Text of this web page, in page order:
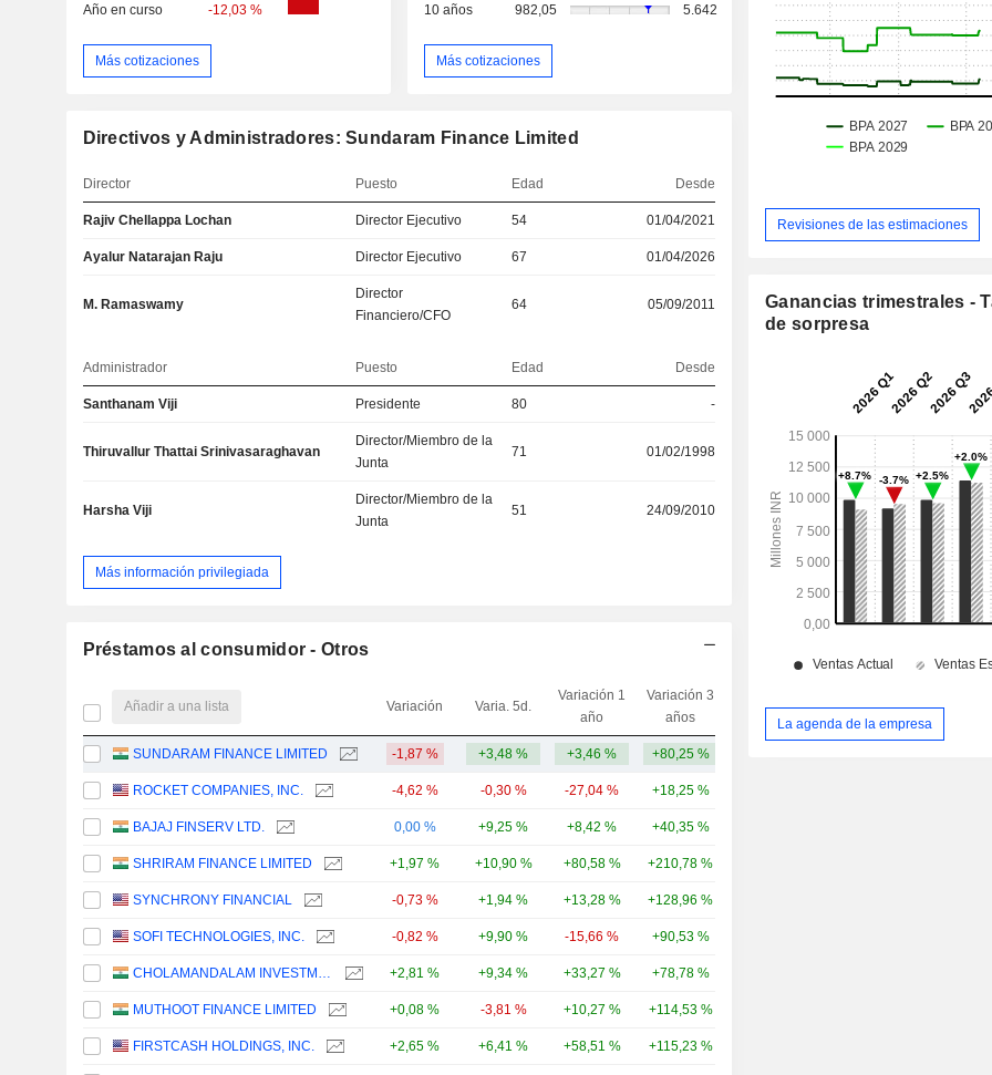
Año en curso -12,03 %
Más cotizaciones
10 años 982,05 5.642
Más cotizaciones
Directivos y Administradores: Sundaram Finance Limited
Director Puesto Edad Desde
Rajiv Chellappa Lochan Director Ejecutivo 54 01/04/2021
Ayalur Natarajan Raju Director Ejecutivo 67 01/04/2026
M. Ramaswamy
Director
Financiero/CFO
64 05/09/2011
Administrador Puesto Edad Desde
Santhanam Viji Presidente 80 -
Thiruvallur Thattai Srinivasaraghavan
Director/Miembro de la
Junta
71 01/02/1998
Harsha Viji
Director/Miembro de la
Junta
51 24/09/2010
Más información privilegiada
Préstamos al consumidor - Otros
Añadir a una lista Variación Varia. 5d.
Variación 1
año
Variación 3
años
Capi.($)
SUNDARAM FINANCE LIMITED -1,87 % +3,48 % +3,46 % +80,25 %
ROCKET COMPANIES, INC. -4,62 % -0,30 % -27,04 % +18,25 %
BAJAJ FINSERV LTD. 0,00 % +9,25 % +8,42 % +40,35 %
SHRIRAM FINANCE LIMITED +1,97 % +10,90 % +80,58 % +210,78 %
SYNCHRONY FINANCIAL -0,73 % +1,94 % +13,28 % +128,96 %
SOFI TECHNOLOGIES, INC. -0,82 % +9,90 % -15,66 % +90,53 %
CHOLAMANDALAM INVESTMENT AND FINANCE COMPANY LIMITED +2,81 % +9,34 % +33,27 % +78,78 %
MUTHOOT FINANCE LIMITED +0,08 % -3,81 % +10,27 % +114,53 %
FIRSTCASH HOLDINGS, INC. +2,65 % +6,41 % +58,51 % +115,23 %
Revisiones de las estimaciones
Ganancias trimestrales -
de sorpresa
La agenda de la empresa